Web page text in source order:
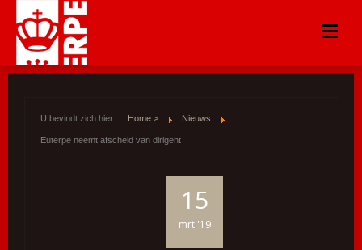
U bevindt zich hier: Home > Nieuws
Euterpe neemt afscheid van dirigent
15
mrt '19